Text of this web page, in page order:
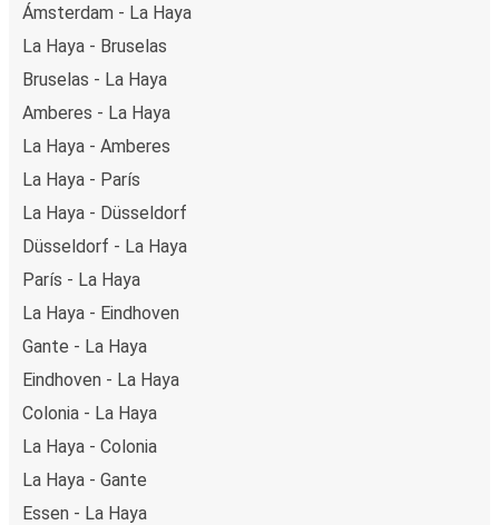
Ámsterdam - La Haya
La Haya - Bruselas
Bruselas - La Haya
Amberes - La Haya
La Haya - Amberes
La Haya - París
La Haya - Düsseldorf
Düsseldorf - La Haya
París - La Haya
La Haya - Eindhoven
Gante - La Haya
Eindhoven - La Haya
Colonia - La Haya
La Haya - Colonia
La Haya - Gante
Essen - La Haya